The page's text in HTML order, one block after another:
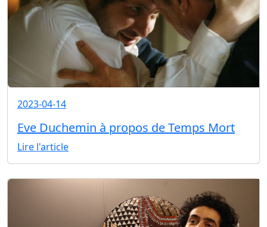
2023-04-14
Eve Duchemin à propos de Temps Mort
Lire l'article